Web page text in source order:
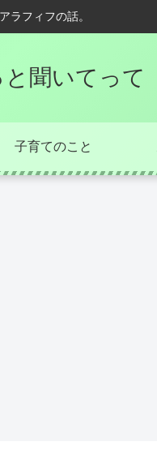
ラフィフの話。
聞いてって
子育てのこと